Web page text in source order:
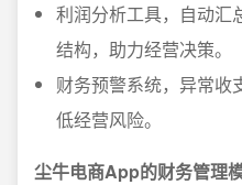
利润分析工具，自动汇
结构，助力经营决策。
财务预警系统，异常收
低经营风险。
尘牛电商App的财务管理